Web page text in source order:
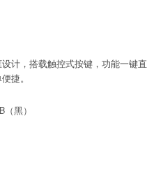
计，搭载触控式按键，功能一键
捷。
黑）